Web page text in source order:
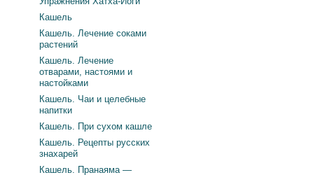
Кашель
Кашель. Лечение соками
растений
Кашель. Лечение
отварами, настоями и
настойками
Кашель. Чаи и целебные
напитки
Кашель. При сухом кашле
Кашель. Рецепты русских
знахарей
Кашель. Пранаяма —